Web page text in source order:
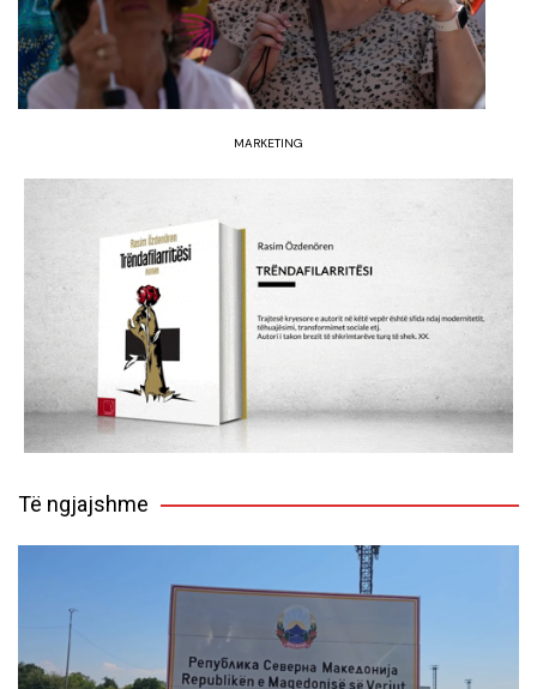
MARKETING
Të ngjajshme